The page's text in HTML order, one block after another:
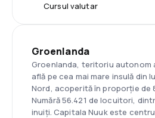
Cursul valutar
Groenlanda
Groenlanda, teritoriu autonom
află pe cea mai mare insulă din
Nord, acoperită în proporție de
Numără 56.421 de locuitori,
inuiți. Capitala Nuuk este